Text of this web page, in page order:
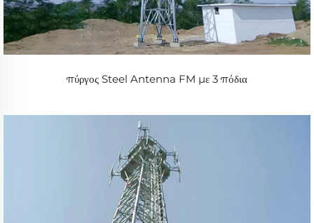
πύργος Steel Antenna FM με 3 πόδια